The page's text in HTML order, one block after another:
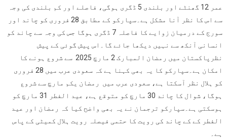
عمر 12 گھنٹے اور بلندی 5 ڈگری ہوگی، فاصلے اور کم بلندی کی وجہ
سے اس کا نظر آنا مشکل ہے۔سپارکو کے مطابق 28 فروری کو چاند اور
سورج کے درمیان زوایے کا فاصلہ 7 ڈگری ہوگا جس کی وجہ سے چاند کو
انسانی آنکھ سے نہیں دیکھا جائے گا۔اس پیش گوئی کے پیش
نظرپاکستان میں رمضان المبارک 2 مارچ 2025 سے شروع ہونے کا
امکان ہے۔سپارکو کا یہ بھی کہنا ہے کہ سعودی عرب میں 28 فروری
کو ہلال نظر آسکتا ہے، سعودی عرب میں رمضان یکم مارچ سے شروع
ہوگا، شوال کا چاند 30 مارچ کو متوقع ہے، عید الفطر 31 مارچ کو
ہوسکتی ہے۔سپارکو ترجمان نے یہ بھی واضح کیا کہ رمضان اور عید
الفطر کے کے چاند کی رویت کا حتمی فیصلہ رویت ہلال کمیٹی کے پاس
ہے۔